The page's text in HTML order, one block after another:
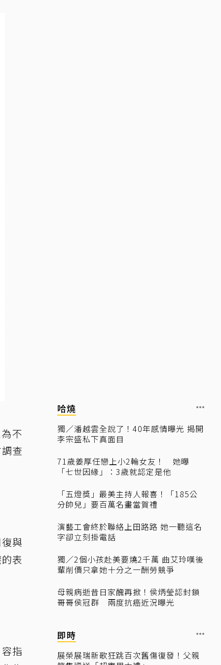
不
查
與
表
指
哈燒
獨／潘越雲全說了！40年感情曝光 揭開
李宗盛私下真面目
71歲姜厚任戀上小2輪女友！ 她曝
「七世因緣」：3歲就認定是他
「五燈獎」最美主持人報喜！「185公
分帥兒」要百萬名畫當賀禮
演藝工會終於聯絡上田路路 她一聽這名
字卻立刻掛電話
獨／2個小孩赴美要燒2千萬 曲艾玲嘆後
輩削價只拿她十分之一酬勞競爭
母親病逝昔日家醜再掀！侯炳瑩認封鎖
哥哥侯冠群 兩度抗癌近況曝光
即時
展榮展瑞新歌狂跳百次舊傷復發！父親